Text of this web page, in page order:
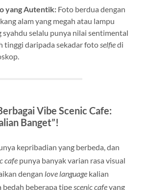
yang Autentik:Foto berdua dengan
alam yang megah atau lampu
syahdu selalu punya nilai sentimental
tinggi daripada sekadar foto selfiedi
Vibe Scenic Cafe:
Banget”!
kepribadian yang berbeda, dan
cafepunya banyak varian rasa visual
dengan love languagekalian
bedah beberapa tipescenic cafeyang